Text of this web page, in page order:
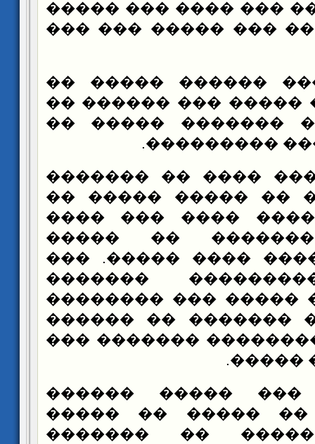
�� ����� ���� ���
��� ���� ���� ���
��� ������ ������
������� ��� �����
����� �����
����
��� ��� ��� ����
����� ����� ��
���� ���������
�������
������ �� ����
�������
������ ���� �����
����� �����
�������� ���������
��
������� ���
����� ��� ��
������ �������